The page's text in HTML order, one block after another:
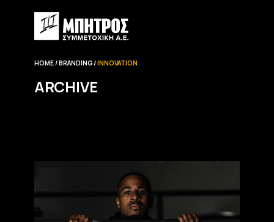
HOME BRANDING INNOVATION
ARCHIVE